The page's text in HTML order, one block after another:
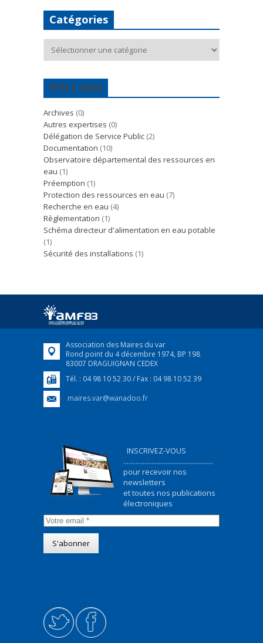
Catégories
POLE EAU
Archives (0)
Autres expertises (0)
Délégation de Service Public (2)
Documentation (10)
Observatoire départemental des ressources en
eau (1)
Préemption (1)
Protection des ressources en eau (7)
Recherche en eau (4)
Règlementation (1)
Schéma directeur d'alimentation en eau potable
(1)
Sécurité des installations (1)
Association des Maires du var
Rond point du 4 décembre 1974, BP 198
83007 DRAGUIGNAN CEDEX
Tél. : 04 98 10 52 30 / Fax : 04 98 10 52 39
maires.var@wanadoo.fr
INSCRIVEZ-VOUS
...................................................
pour recevoir nos
newsletters
et toutes nos publications
électroniques